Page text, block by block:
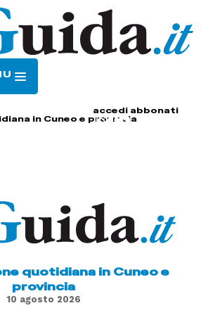
accedi abbonati
in Cuneo e provincia
quotidiana in Cuneo e
provincia
10 agosto 2026